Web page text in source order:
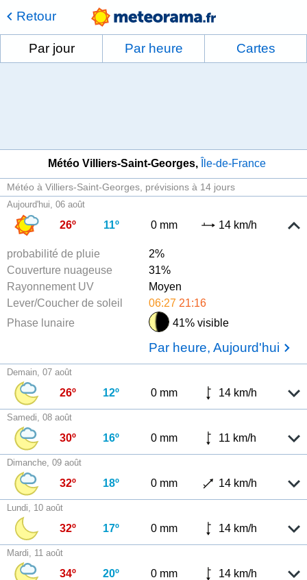
Retour
Par jour Par heure Cartes
Météo Villiers-Saint-Georges Île-de-France
Météo à Villiers-Saint-Georges prévisions à 14 jours
Aujourd'hui, 06 août
26º 11º 0 mm 14 km/h
probabilité de pluie
2%
Couverture nuageuse
31%
Rayonnement UV
Moyen
Lever/Coucher de soleil
06:27 21:16
Phase lunaire
41% visible
Par heure, Aujourd'hui
Demain, 07 août
26º 12º 0 mm 14 km/h
Samedi, 08 août
30º 16º 0 mm 11 km/h
Dimanche, 09 août
32º 18º 0 mm 14 km/h
Lundi, 10 août
32º 17º 0 mm 14 km/h
Mardi, 11 août
34º 20º 0 mm 14 km/h